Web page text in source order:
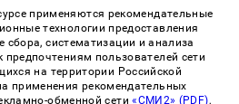
применяются рекомендательные
технологии предоставления
систематизации и анализа
предпочтениям пользователей сети
на территории Российской
применения рекомендательных
обменной сети«СМИ2» (PDF),